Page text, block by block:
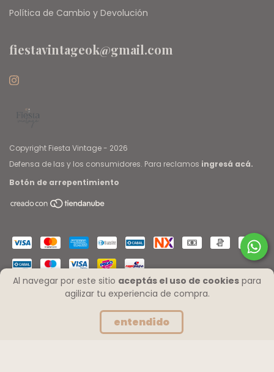
Al navegar por este sitio aceptás el uso de cookies para
agilizar tu experiencia de compra.
entendido
Política de Cambio y Devolución
fiestavintageok@gmail.com
Copyright Fiesta Vintage - 2026
Defensa de las y los consumidores. Para reclamos ingresá acá.
Botón de arrepentimiento